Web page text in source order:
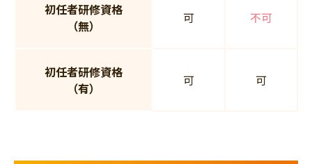
初任者研修資格
（無）
可 不可
初任者研修資格
（有）
可 可